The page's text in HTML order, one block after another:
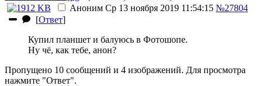
Аноним Ср 13 ноября 2019 11:54:15 №27804
[Ответ]
Купил планшет и балуюсь в Фотошопе.
Ну чё, как тебе, анон?
Пропущено 10 сообщений и 4 изображений. Для просмотра
нажмите "Ответ".